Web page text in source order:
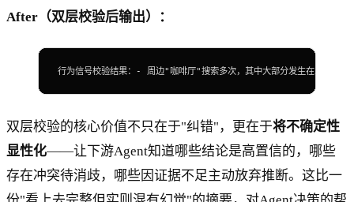
After（双层校验后输出） ：
行为信号校验结果：- 周边"咖啡厅"搜索多次，其中大部分发生在工作日
双层校验的核心价值不只在于"纠错"，更在于将不确定性
显性化——让下游Agent知道哪些结论是高置信的，哪些
存在冲突待消歧，哪些因证据不足主动放弃推断。这比一